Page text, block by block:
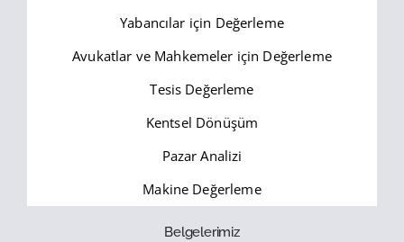
Yabancılar için Değerleme
Avukatlar ve Mahkemeler için Değerleme
Tesis Değerleme
Kentsel Dönüşüm
Pazar Analizi
Makine Değerleme
Belgelerimiz